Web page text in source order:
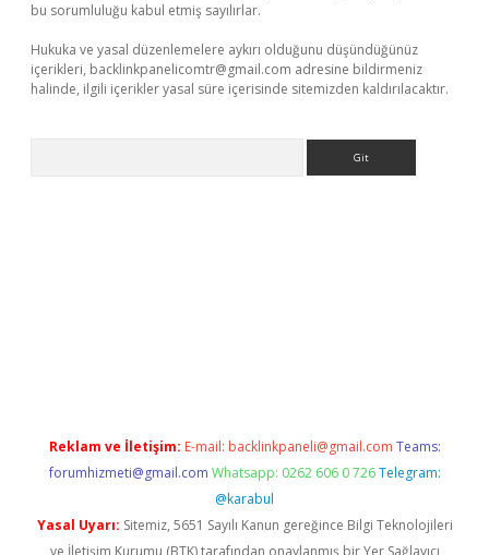
bu sorumluluğu kabul etmiş sayılırlar.
Hukuka ve yasal düzenlemelere aykırı olduğunu düşündüğünüz
içerikleri, backlinkpanelicomtr@gmail.com adresine bildirmeniz
halinde, ilgili içerikler yasal süre içerisinde sitemizden kaldırılacaktır.
Reklam ve İletişim: E-mail: backlinkpaneli@gmail.com Teams:
forumhizmeti@gmail.com Whatsapp: 0262 606 0 726 Telegram:
@karabul
Yasal Uyarı: Sitemiz, 5651 Sayılı Kanun gereğince Bilgi Teknolojileri
ve İletişim Kurumu (BTK) tarafından onaylanmış bir Yer Sağlayıcı